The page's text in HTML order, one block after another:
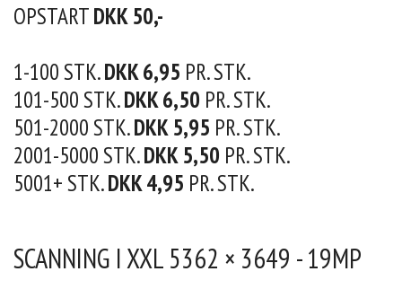
OPSTARTDKK 50,-
1-100 STK.DKK 6,95 PR. STK.
101-500 STK.DKK 6,50 PR. STK.
501-2000 STK.DKK 5,95 PR. STK.
2001-5000 STK.DKK 5,50 PR. STK.
5001+ STK.DKK 4,95 PR. STK.
SCANNING I XXL 5362 × 3649 - 19MP